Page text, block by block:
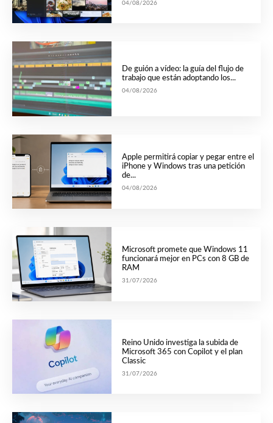
04/08/2026
De guión a vídeo: la guía del flujo de
trabajo que están adoptando los...
04/08/2026
Apple permitirá copiar y pegar entre el
iPhone y Windows tras una petición
de...
04/08/2026
Microsoft promete que Windows 11
funcionará mejor en PCs con 8 GB de
RAM
31/07/2026
Reino Unido investiga la subida de
Microsoft 365 con Copilot y el plan
Classic
31/07/2026